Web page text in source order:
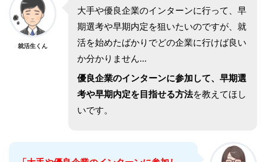
就活生くん
大手や優良企業のインターンに行って、早
期選考や早期内定を狙いたいのですが、就
活を始めたばかりでどの企業に行けば良い
か分かりません...
優良企業のインターンに参加して、早期選
考や早期内定を目指せる方法を教えてほし
いです。